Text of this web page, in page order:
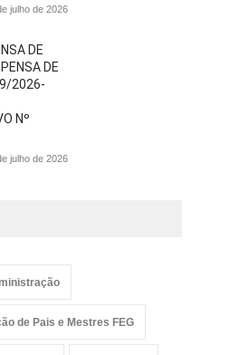
julho de 2026
DE
DE
2026-
Nº
julho de 2026
de Pais e Mestres FEG